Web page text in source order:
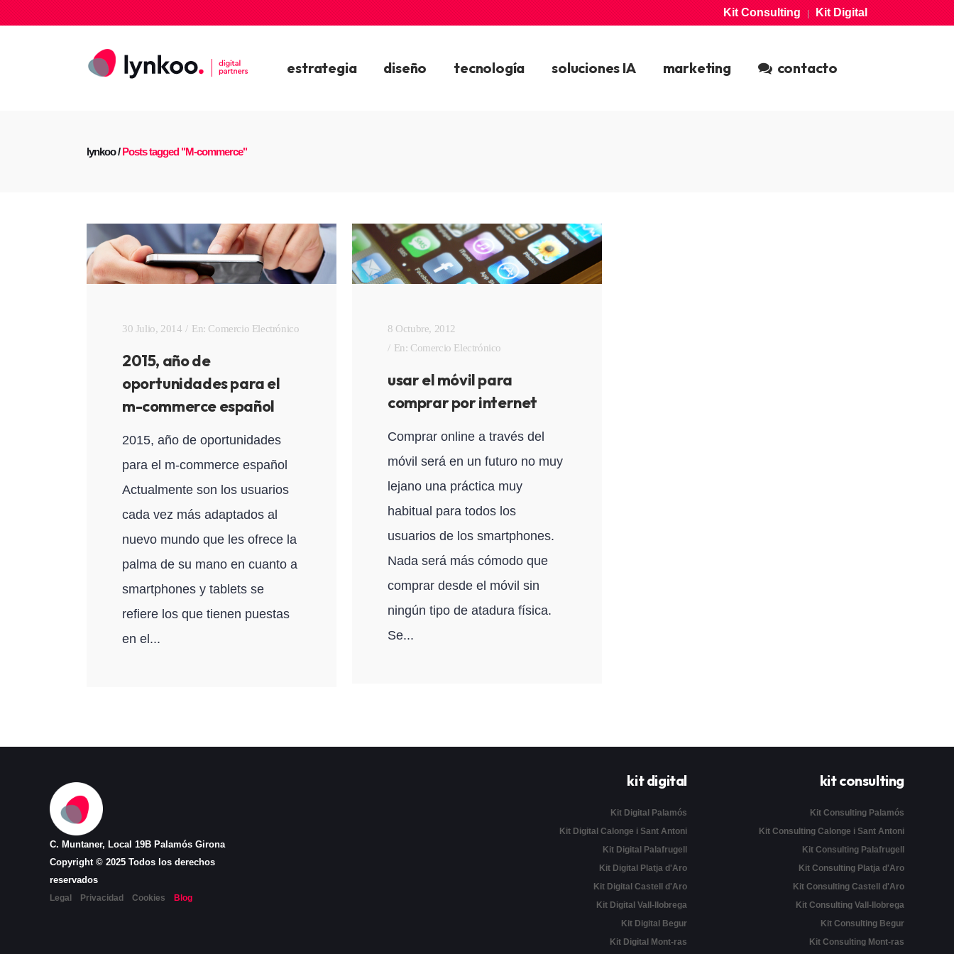
Kit Consulting|Kit Digital
estrategia diseño tecnología soluciones IA marketing contacto
lynkoo/Posts tagged "M-commerce"
30 Julio, 2014 En: Comercio Electrónico
2015, año de
oportunidades para el
m-commerce español
2015, año de oportunidades
para el m-commerce español
Actualmente son los usuarios
cada vez más adaptados al
nuevo mundo que les ofrece la
palma de su mano en cuanto a
smartphones y tablets se
refiere los que tienen puestas
en el...
8 Octubre, 2012
En: Comercio Electrónico
usar el móvil para
comprar por internet
Comprar online a través del
móvil será en un futuro no muy
lejano una práctica muy
habitual para todos los
usuarios de los smartphones.
Nada será más cómodo que
comprar desde el móvil sin
ningún tipo de atadura física.
Se...
C. Muntaner, Local 19B Palamós Girona
Copyright © 2025 Todos los derechos
reservados
Legal Privacidad Cookies Blog
kit digital
Kit Digital Palamós
Kit Digital Calonge i Sant Antoni
Kit Digital Palafrugell
Kit Digital Platja d'Aro
Kit Digital Castell d'Aro
Kit Digital Vall-llobrega
Kit Digital Begur
Kit Digital Mont-ras
kit consulting
Kit Consulting Palamós
Kit Consulting Calonge i Sant Antoni
Kit Consulting Palafrugell
Kit Consulting Platja d'Aro
Kit Consulting Castell d'Aro
Kit Consulting Vall-llobrega
Kit Consulting Begur
Kit Consulting Mont-ras